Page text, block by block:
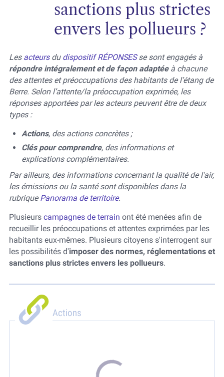
sanctions plus strictes
envers les pollueurs ?
Les acteursdu dispositif RÉPONSESse sont engagés à
répondre intégralement et de façon adaptée à chacune
des attentes et préoccupations des habitants de l’étang de
Berre. Selon l’attente/la préoccupation exprimée, les
réponses apportées par les acteurs peuvent être de deux
types :
Actions, des actions concrètes ;
Clés pour comprendre, des informations et
explications complémentaires.
Par ailleurs, des informations concernant la qualité de l'air,
les émissions ou la santé sont disponibles dans la
rubriquePanorama de territoire.
Plusieurs campagnes de terrain ont été menées afin de
recueillir les préoccupations et attentes exprimées par les
habitants eux-mêmes. Plusieurs citoyens s'interrogent sur
les possibilités d'imposer des normes, réglementations et
sanctions plus strictes envers les pollueurs.
Actions